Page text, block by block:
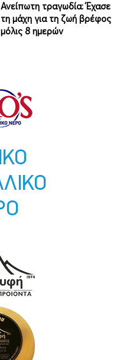
Ανείπωτη τραγωδία: Έχασε
τη μάχη για τη ζωή βρέφος
μόλις 8 ημερών